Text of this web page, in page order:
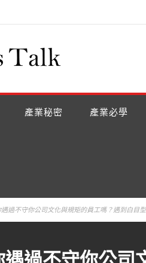
產業秘密 產業必學
遇過不守你公司文化與規矩的員工嗎？遇到白目